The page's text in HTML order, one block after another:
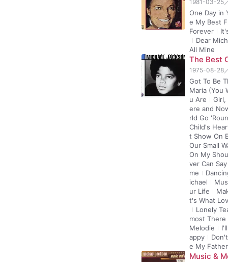
1981-03-25
One Day in
e My Best
Forever
Dear
All Mine
The Best
1975-08-28
Got To Be
Maria (You
u Are
Girl,
ere and
rld Go
Child's
t Show On
Our Small
On My
ver Can
me
ichael
ur Life
t's What
Lonely
most There
Melodie
appy
e My
Music &